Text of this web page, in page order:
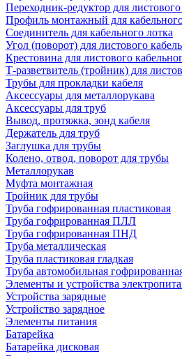
Переходник-редуктор для
Профиль монтажный для
Соединитель для кабельного лотка
Угол (поворот) для листового
Крестовина для листового
Т-разветвитель (тройник) для
Трубы для прокладки кабеля
Аксессуары для металлорукава
Аксессуары для труб
Вывод, протяжка, зонд кабеля
Держатель для труб
Заглушка для трубы
Колено, отвод, поворот для трубы
Металлорукав
Муфта монтажная
Тройник для трубы
Труба гофрированная пластиковая
Труба гофрированная ПЛЛ
Труба гофрированная ПНД
Труба металлическая
Труба пластиковая гладкая
Труба автомобильная
Элементы и устройства
Устройства зарядные
Устройство зарядное
Элементы питания
Батарейка
Батарейка дисковая